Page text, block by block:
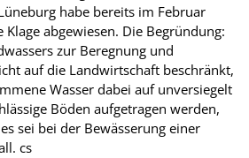
habe bereits im Februar
Klage abgewiesen. Die Begründung:
zur Beregnung und
auf die Landwirtschaft beschränkt,
Wasser dabei auf unversiegelt
Böden aufgetragen werden,
sei bei der Bewässerung einer
cs